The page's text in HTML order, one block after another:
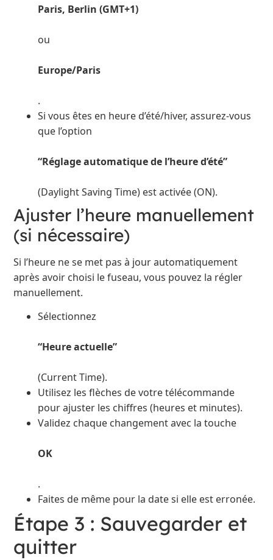
Paris, Berlin (GMT+1)
ou
Europe/Paris
.
Si vous êtes en heure d’été/hiver, assurez-vous
que l’option
“Réglage automatique de l’heure d’été”
(Daylight Saving Time) est activée (ON).
Ajuster l’heure manuellement
(si nécessaire)
Si l’heure ne se met pas à jour automatiquement
après avoir choisi le fuseau, vous pouvez la régler
manuellement.
Sélectionnez
“Heure actuelle”
(Current Time).
Utilisez les flèches de votre télécommande
pour ajuster les chiffres (heures et minutes).
Validez chaque changement avec la touche
OK
.
Faites de même pour la date si elle est erronée.
Étape 3 : Sauvegarder et
quitter